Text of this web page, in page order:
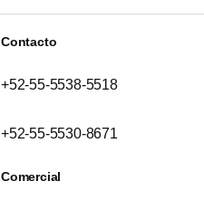
Contacto
+52-55-5538-5518
+52-55-5530-8671
Comercial